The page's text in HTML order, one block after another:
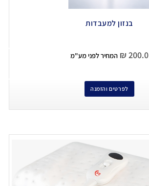
בנזון למעבדות
₪ 200.0 המחיר לפני מע"מ
לפרטים והזמנה